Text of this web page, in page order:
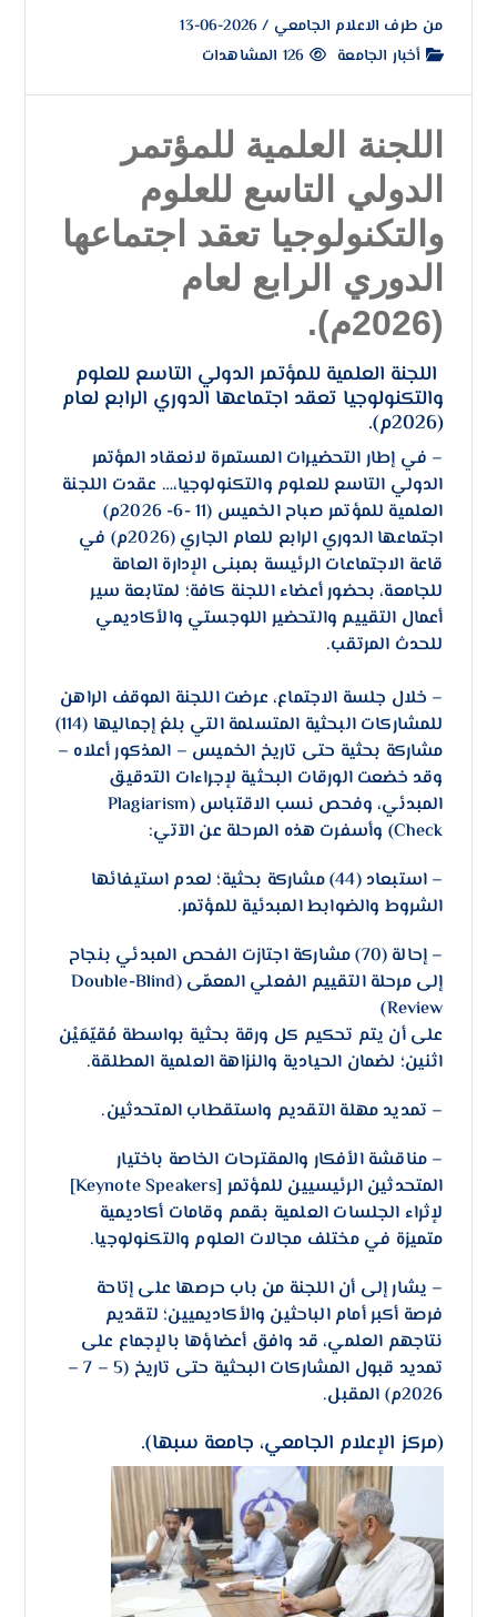
من طرف الاعلام الجامعي /
2026-06-13
أخبار الجامعة
اللجنة العلمية للمؤتمر
الدولي التاسع للعلوم
والتكنولوجيا تعقد اجتماعها
الدوري الرابع لعام
(2026م).
اللجنة العلمية للمؤتمر الدولي التاسع للعلوم
والتكنولوجيا تعقد اجتماعها الدوري الرابع لعام
(2026م).
– ​في إطار التحضيرات المستمرة لانعقاد المؤتمر
الدولي التاسع للعلوم والتكنولوجيا،… عقدت اللجنة
العلمية للمؤتمر صباح الخميس (11 -6- 2026م)
اجتماعها الدوري الرابع للعام الجاري (2026م) في
قاعة الاجتماعات الرئيسة بمبنى الإدارة العامة
للجامعة، بحضور أعضاء اللجنة كافة؛ لمتابعة سير
أعمال التقييم والتحضير اللوجستي والأكاديمي
للحدث المرتقب.
– ​خلال جلسة الاجتماع، عرضت اللجنة الموقف الراهن
للمشاركات البحثية المتسلمة التي بلغ إجماليها (114)
مشاركة بحثية حتى تاريخ الخميس – المذكور أعلاه –
وقد خضعت الورقات البحثية لإجراءات التدقيق
المبدئي، وفحص نسب الاقتباس (Plagiarism
Check) وأسفرت هذه المرحلة عن الآتي:
– استبعاد (44) مشاركة بحثية؛ لعدم استيفائها
الشروط والضوابط المبدئية للمؤتمر.
– إحالة (70) مشاركة اجتازت الفحص المبدئي بنجاح
إلى مرحلة التقييم الفعلي المعمّى (Double-Blind
Review)
على أن يتم تحكيم كل ورقة بحثية بواسطة مُقيّمَيْن
اثنين؛ لضمان الحيادية والنزاهة العلمية المطلقة.
– ​تمديد مهلة التقديم واستقطاب المتحدثين.
– ​مناقشة الأفكار والمقترحات الخاصة باختيار
المتحدثين الرئيسيين للمؤتمر [Keynote Speakers]
لإثراء الجلسات العلمية بقمم وقامات أكاديمية
متميزة في مختلف مجالات العلوم والتكنولوجيا.
– ​يشار إلى أن اللجنة من باب حرصها على إتاحة
فرصة أكبر أمام الباحثين والأكاديميين؛ لتقديم
نتاجهم العلمي، قد وافق أعضاؤها بالإجماع على
تمديد قبول المشاركات البحثية حتى تاريخ (5 – 7 –
2026م) المقبل.
(مركز الإعلام الجامعي، جامعة سبها).